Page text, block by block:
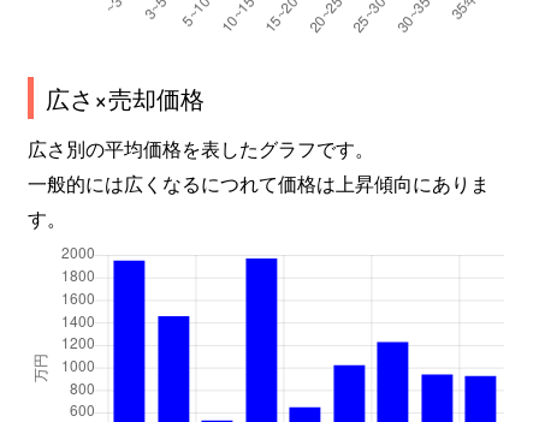
広さ×売却価格
広さ別の平均価格を表したグラフです。
一般的には広くなるにつれて価格は上昇傾向にありま
す。